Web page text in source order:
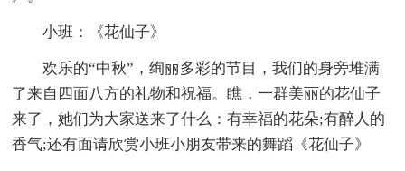
小班：《花仙子》
欢乐的“中秋”，绚丽多彩的节目，我们的身旁堆满
了来自四面八方的礼物和祝福。瞧，一群美丽的花仙子
来了，她们为大家送来了什么：有幸福的花朵;有醉人的
香气;还有面请欣赏小班小朋友带来的舞蹈《花仙子》